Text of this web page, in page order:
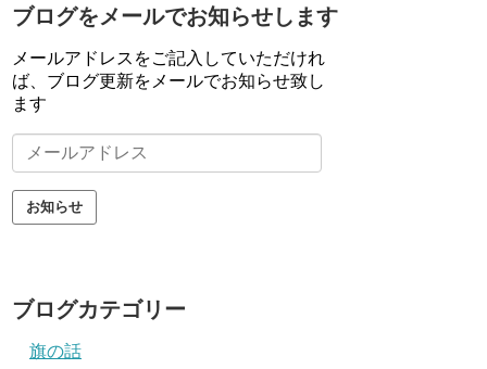
ブログをメールでお知らせします
メールアドレスをご記入していただけれ
ば、ブログ更新をメールでお知らせ致し
ます
ー
ル
ア
ブログカテゴリー
旗の話